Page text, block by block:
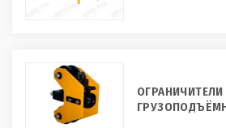
ОГРАНИЧИТЕЛИ